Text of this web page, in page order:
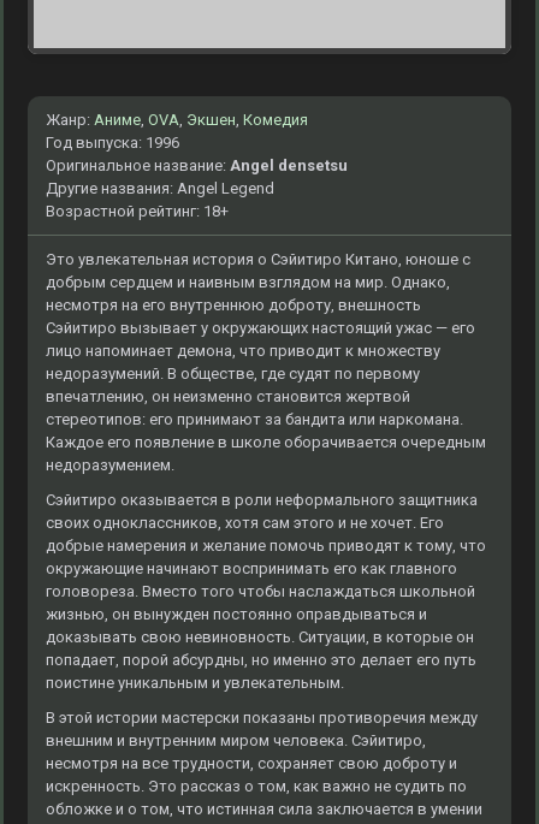
Жанр: Аниме, OVA, Экшен, Комедия
Год выпуска: 1996
Оригинальное название: Angel densetsu
Другие названия: Angel Legend
Возрастной рейтинг: 18+
Это увлекательная история о Сэйитиро Китано, юноше с
добрым сердцем и наивным взглядом на мир. Однако,
несмотря на его внутреннюю доброту, внешность
Сэйитиро вызывает у окружающих настоящий ужас — его
лицо напоминает демона, что приводит к множеству
недоразумений. В обществе, где судят по первому
впечатлению, он неизменно становится жертвой
стереотипов: его принимают за бандита или наркомана.
Каждое его появление в школе оборачивается очередным
недоразумением.
Сэйитиро оказывается в роли неформального защитника
своих одноклассников, хотя сам этого и не хочет. Его
добрые намерения и желание помочь приводят к тому, что
окружающие начинают воспринимать его как главного
головореза. Вместо того чтобы наслаждаться школьной
жизнью, он вынужден постоянно оправдываться и
доказывать свою невиновность. Ситуации, в которые он
попадает, порой абсурдны, но именно это делает его путь
поистине уникальным и увлекательным.
В этой истории мастерски показаны противоречия между
внешним и внутренним миром человека. Сэйитиро,
несмотря на все трудности, сохраняет свою доброту и
искренность. Это рассказ о том, как важно не судить по
обложке и о том, что истинная сила заключается в умении